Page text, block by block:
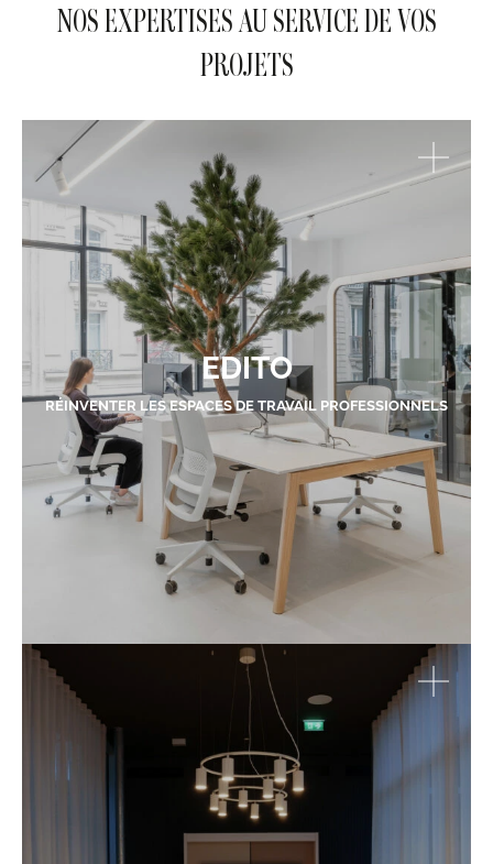
NOS EXPERTISES AU SERVICE DE VOS
PROJETS
EDITO
RÉINVENTER LES ESPACES DE TRAVAIL PROFESSIONNELS